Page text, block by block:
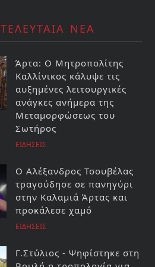
ΤΕΛΕΥΤΑΙΑ ΝΕΑ
Άρτα: Ο Μητροπολίτης
Καλλίνικος κάλυψε τις
αυξημένες λειτουργικές
ανάγκες ανήμερα της
Μεταμορφώσεως του
Σωτήρος
ΕΙΔΗΣΕΙΣ
Ο Αλέξανδρος Τσουβέλας
τραγούδησε σε πανηγύρι
στην Καλαμιά Άρτας και
προκάλεσε χαμό
ΕΙΔΗΣΕΙΣ
Γ.Στύλιος - Ψηφίστηκε στη